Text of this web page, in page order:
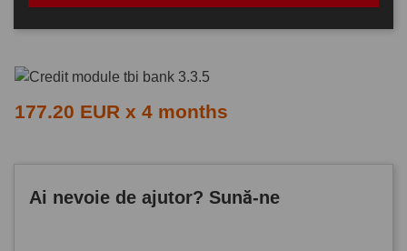
177.20 EUR x 4 months
Ai nevoie de ajutor? Sună-ne